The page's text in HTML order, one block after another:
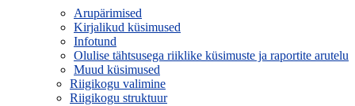
Arupärimised
Kirjalikud küsimused
Infotund
Olulise tähtsusega riiklike küsimuste ja raportite arutelu
Muud küsimused
Riigikogu valimine
Riigikogu struktuur